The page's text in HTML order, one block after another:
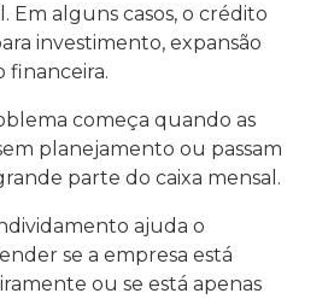
Em alguns casos, o crédito
investimento, expansão
financeira.
começa quando as
planejamento ou passam
parte do caixa mensal.
ajuda o
se a empresa está
ou se está apenas